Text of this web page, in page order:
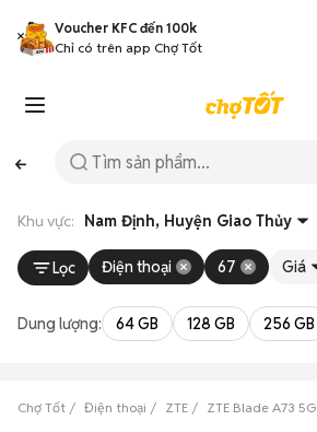
Voucher KFC đến 100k
Chỉ có trên app Chợ Tốt
Khu vực: Nam Định, Huyện Giao Thủy
Lọc Điện thoại 67 Giá
Dung lượng: 64 GB 128 GB 256 GB
Chợ Tốt Điện thoại ZTE ZTE Blade A73 5G